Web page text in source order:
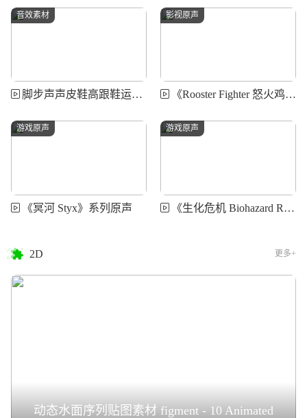
音效素材
脚步声声皮鞋高跟鞋运动鞋等摩擦音效库 Blastwave FX - Footsteps Bible
影视原声
《Rooster Fighter 怒火鸡头》动画原声
游戏原声
《冥河 Styx》系列原声
游戏原声
《生化危机 Biohazard Resident Evil》系列原声大碟
2D 更多+
动态水面序列贴图素材 figment - 10 Animated